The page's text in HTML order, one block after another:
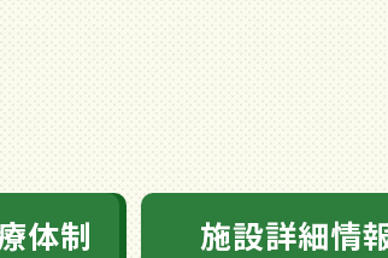
体制 施設詳細情